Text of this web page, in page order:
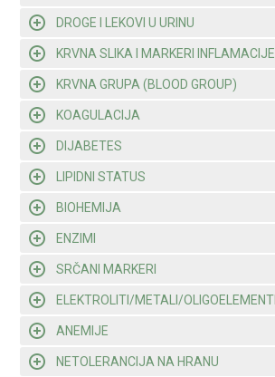
DROGE I LEKOVI U URINU
KRVNA SLIKA I MARKERI INFLAMACIJE
KRVNA GRUPA (BLOOD GROUP)
KOAGULACIJA
DIJABETES
LIPIDNI STATUS
BIOHEMIJA
ENZIMI
SRČANI MARKERI
ELEKTROLITI/METALI/OLIGOELEMENTI
ANEMIJE
NETOLERANCIJA NA HRANU